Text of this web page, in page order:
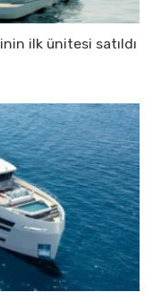
ilk ünitesi satıldı